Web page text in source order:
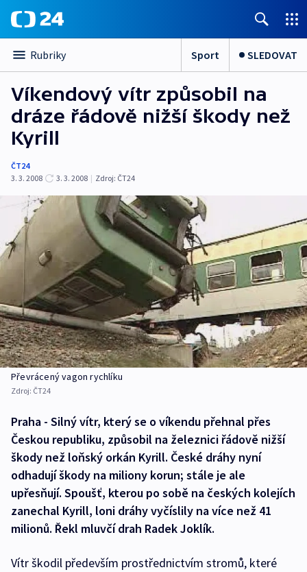
Rubriky Sport SLEDOVAT
Víkendový vítr způsobil na
dráze řádově nižší škody než
Kyrill
ČT24
3. 3. 2008
3. 3. 2008 | Zdroj: ČT24
Převrácený vagon rychlíku
Zdroj: ČT24
Praha - Silný vítr, který se o víkendu přehnal přes
Českou republiku, způsobil na železnici řádově nižší
škody než loňský orkán Kyrill. České dráhy nyní
odhadují škody na miliony korun; stále je ale
upřesňují. Spoušť, kterou po sobě na českých kolejích
zanechal Kyrill, loni dráhy vyčíslily na více než 41
milionů. Řekl mluvčí drah Radek Joklík.
Vítr škodil především prostřednictvím stromů, které